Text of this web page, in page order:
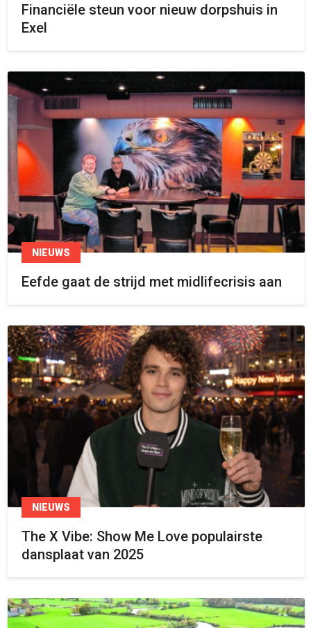
Financiële steun voor nieuw dorpshuis in
Exel
NIEUWS
Eefde gaat de strijd met midlifecrisis aan
NIEUWS
The X Vibe: Show Me Love populairste
dansplaat van 2025